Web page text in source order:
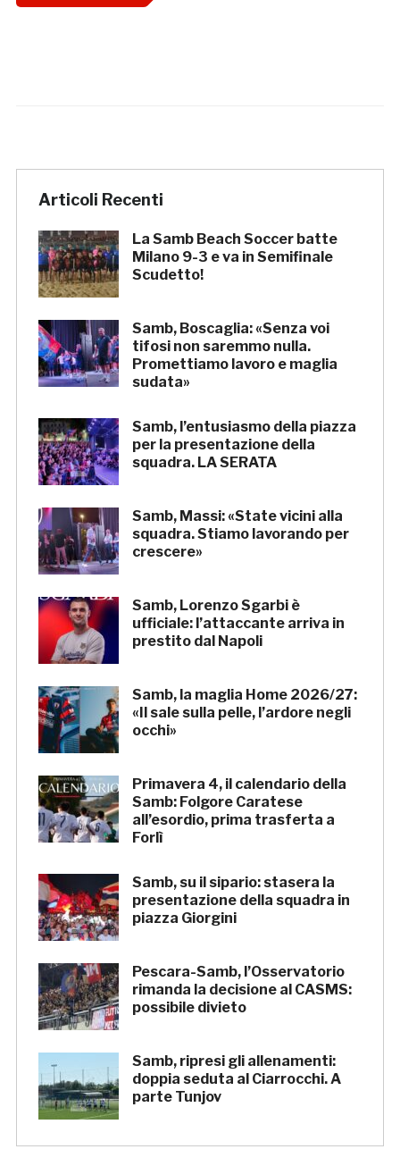
Articoli Recenti
La Samb Beach Soccer batte
Milano 9-3 e va in Semifinale
Scudetto!
Samb, Boscaglia: «Senza voi
tifosi non saremmo nulla.
Promettiamo lavoro e maglia
sudata»
Samb, l’entusiasmo della piazza
per la presentazione della
squadra. LA SERATA
Samb, Massi: «State vicini alla
squadra. Stiamo lavorando per
crescere»
Samb, Lorenzo Sgarbi è
ufficiale: l’attaccante arriva in
prestito dal Napoli
Samb, la maglia Home 2026/27:
«Il sale sulla pelle, l’ardore negli
occhi»
Primavera 4, il calendario della
Samb: Folgore Caratese
all’esordio, prima trasferta a
Forlì
Samb, su il sipario: stasera la
presentazione della squadra in
piazza Giorgini
Pescara-Samb, l’Osservatorio
rimanda la decisione al CASMS:
possibile divieto
Samb, ripresi gli allenamenti:
doppia seduta al Ciarrocchi. A
parte Tunjov